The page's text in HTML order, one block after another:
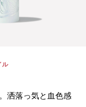
洒落っ気と血色感
ル